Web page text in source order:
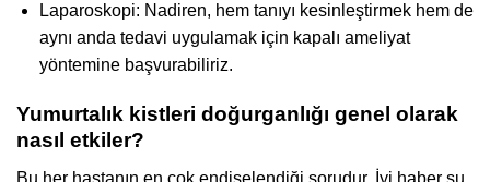
Laparoskopi: Nadiren, hem tanıyı kesinleştirmek hem de
aynı anda tedavi uygulamak için kapalı ameliyat
yöntemine başvurabiliriz.
Yumurtalık kistleri doğurganlığı genel olarak
nasıl etkiler?
Bu her hastanın en çok endişelendiği sorudur. İyi haber şu